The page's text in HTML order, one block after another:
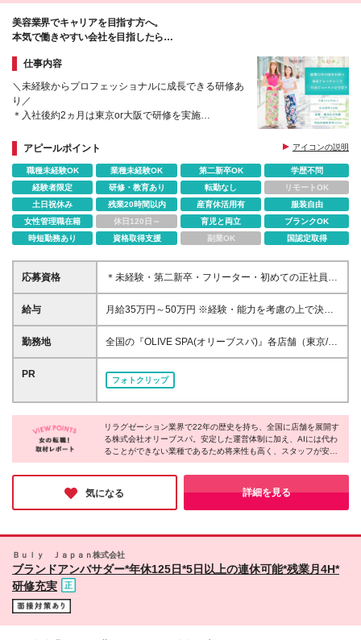
美容業界でキャリアを目指す方へ。
本気で働きやすい会社を目指したら
仕事内容
＼未経験からプロフェッショナルに成長できる研修あ
り／
＊入社後約2ヵ月は東京or大阪で研修を実施
＊残業月7h以内、完週休2日、有給取得率100％など
働きやすさ◎
アピールポイント アイコンの説明
職種未経験OK 業種未経験OK 第二新卒OK
学歴不問
経験者限定
研修・教育あり 転勤なし
リモートOK
土日祝休み
残業20時間以内 産育休活用有
服装自由
女性管理職在籍
休日120日～ 育児と両立
ブランクOK
時短勤務あり
資格取得支援 副業OK 国認定取得
応募資格
＊未経験・第二新卒・フリーター・初めての正社員と
いう方も歓迎 ＊学歴不問 ＜このような方に向いてい
ます＞ ＊働きながらキレイになりたい方 ＊美容業界
に喜んでもらうことが好きな方 ＊一生モノのスキル
を身に付けたい方
給与
月給35万円～50万円 ※経験・能力を考慮の上で決定
します。 ※入社後3ヶ月の試用期間あり └1～2ヶ月目
の研修期間中は月給23.5万円～30万円、3ヶ月目以降
試用期間中は全額支給） ＊時間外手当（100％支給）
年4回実施！ ／ 入社1年で月給40万円以上も可能です
勤務地
全国の『OLIVE SPA(オリーブスパ)』各店舗（東京/横
浜/名古屋/大阪/福岡） ＊お住まいや希望を最大限考慮
の上、双方納得のもと決定♪ ＊新築・築浅社宅（WiFi/
オートロック）完備 └人気の港・渋谷・新宿・品川・
世田谷エリア！ └最寄駅から徒歩約5分程度と立地も
抜群♪ ■東京 <港区> *PENT HOUSE西麻布店/西麻布
*PANTHEON白金台プラチナ通り店/白金台
*PANTHEON西麻布店/西麻布 *PANTHEON赤坂店/赤
坂 <渋谷区> *恵比寿店/恵比寿西 *DH恵比寿駅前店/恵
比寿南 *PENT HOUSE代官山店/鉢山町 <新宿区>
*PANTHEON新宿店/歌舞伎町 <中央区> *銀座店/銀座
*PANTHEON銀座並木通り店/銀座 <世田谷区> *三宿
PR
フォトクリップ
リラグゼーション業界で22年の歴史を持ち、全国に店舗を展開す
る株式会社オリーブスパ。安定した運営体制に加え、AIには代わ
ることができない業種であるため将来性も高く、スタッフが安心
して働ける企業様だと感じました。エステと違い回数券制度を取
り入れておらず、お客様への提案負担が少ないのも特徴。美容に
関わる仕事で、安定と安心を手に入れながら自分らしく働きたい
という方に、ぜひご応募いただきたい企業様です。
気になる 詳細を見る
Ｂｕｌｙ Ｊａｐａｎ株式会社
ブランドアンバサダー*年休125日*5日以上の連休可能*残業月4H*
研修充実